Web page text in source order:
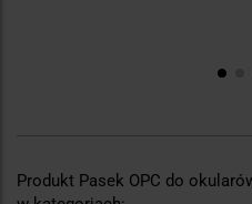
Produkt Pasek OPC do